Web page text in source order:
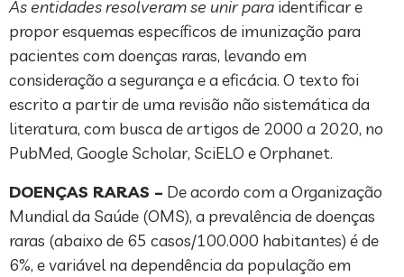
As entidades resolveram se unir para identificar e
propor esquemas específicos de imunização para
pacientes com doenças raras, levando em
consideração a segurança e a eficácia. O texto foi
escrito a partir de uma revisão não sistemática da
literatura, com busca de artigos de 2000 a 2020, no
PubMed, Google Scholar, SciELO e Orphanet.
DOENÇAS RARAS – De acordo com a Organização
Mundial da Saúde (OMS), a prevalência de doenças
raras (abaixo de 65 casos/100.000 habitantes) é de
6%, e variável na dependência da população em